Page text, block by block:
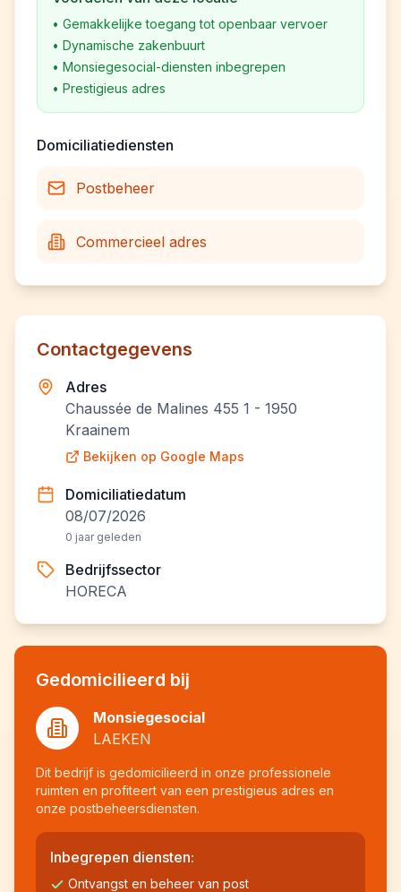
• Gemakkelijke toegang tot openbaar vervoer
• Dynamische zakenbuurt
• Monsiegesocial-diensten inbegrepen
• Prestigieus adres
Domiciliatiediensten
Postbeheer
Commercieel adres
Contactgegevens
Adres
Chaussée de Malines 455 1 - 1950
Kraainem
Bekijken op Google Maps
Domiciliatiedatum
08/07/2026
0 jaar geleden
Bedrijfssector
HORECA
Gedomicilieerd bij
Monsiegesocial
LAEKEN
Dit bedrijf is gedomicilieerd in onze professionele
ruimten en profiteert van een prestigieus adres en
onze postbeheersdiensten.
Inbegrepen diensten:
Ontvangst en beheer van post